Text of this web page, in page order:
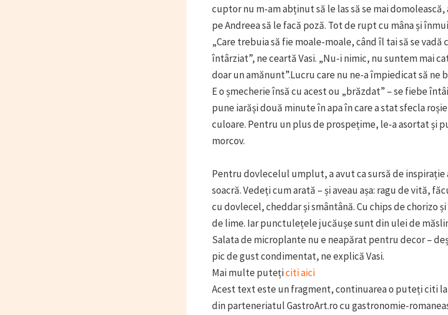
cuptor nu m-am abținut să le las să se mai domolească,
pe Andreea să le facă poză. Tot de rupt cu mâna și
„Care trebuia să fie moale-moale, când îl tai să se vadă
întârziat”, ne ceartă Vasi. „Nu-i nimic, nu suntem mai
doar un amănunt”.Lucru care nu ne-a împiedicat să ne
E o șmecherie însă cu acest ou „brăzdat” – se fiebe
pune iarăși două minute în apa în care a stat sfecla
culoare. Pentru un plus de prospețime, le-a asortat și
morcov.
Pentru dovlecelul umplut, a avut ca sursă de
soacră. Vedeți cum arată – și aveau așa: ragu de vită,
cu dovlecel, cheddar și smântână. Cu chips de chorizo
de lime. Iar punctulețele jucăușe sunt din ulei de
Salata de microplante nu e neapărat pentru decor –
pic de gust condimentat, ne explică Vasi.
Mai multe putețiciti aici
Acest text este un fragment, continuarea o puteți citi
din parteneriatul GastroArt.ro cu gastronomie-